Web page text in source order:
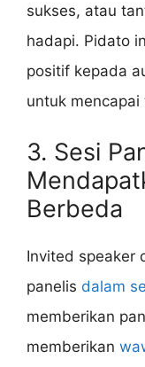
sukses, atau
hadapi. Pidato
positif kepada
untuk
3. Sesi
Berbeda
Invited speaker
panelis dalam
memberikan
memberikan